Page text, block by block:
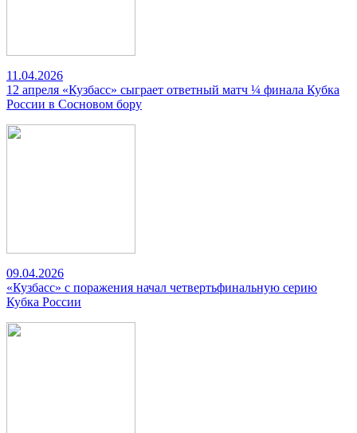
11.04.2026
12 апреля «Кузбасс» сыграет ответный матч ¼ финала Кубка
России в Сосновом бору
09.04.2026
«Кузбасс» с поражения начал четвертьфинальную серию
Кубка России